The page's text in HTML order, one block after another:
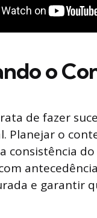
o
de fazer
Planejar o
consistência
e garantir